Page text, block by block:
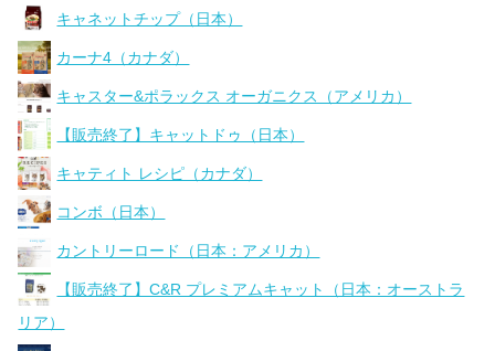
キャネットチップ（日本）
カーナ4（カナダ）
キャスター&ポラックス オーガニクス（アメリカ）
【販売終了】キャットドゥ（日本）
キャティト レシピ（カナダ）
コンボ（日本）
カントリーロード（日本：アメリカ）
【販売終了】C&R プレミアムキャット（日本：オーストラ
リア）